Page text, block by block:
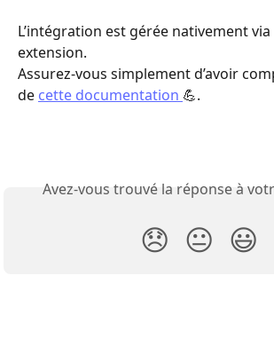
L’intégration est gérée nativement
extension.
Assurez-vous simplement d’avoir
de cette documentation 💪.
Avez-vous trouvé la réponse à
😞 😐 😃